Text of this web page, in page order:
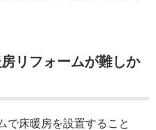
リフォームが難しか
で床暖房を設置すること